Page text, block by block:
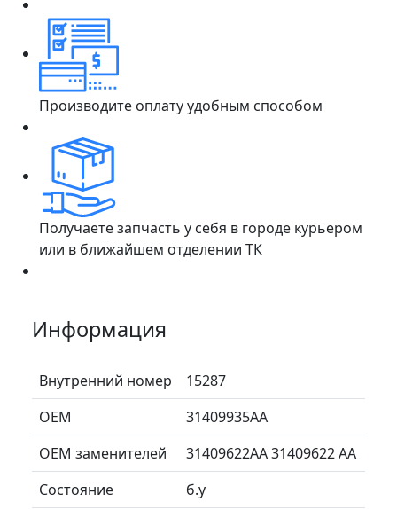
Производите оплату удобным способом
Получаете запчасть у себя в городе курьером
или в ближайшем отделении ТК
Информация
Внутренний номер
15287
ОЕМ
31409935AA
ОЕМ заменителей
31409622AA 31409622 AA
Состояние
б.у